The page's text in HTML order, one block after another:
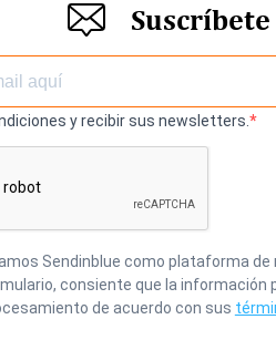
y recibir sus newsletters.
Sendinblue como plataforma
consiente que la información
de acuerdo con sus